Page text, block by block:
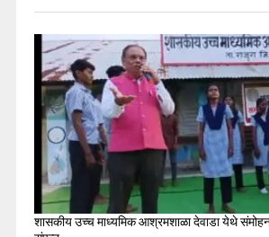
शासकीय उच्च माध्यमिक आश्रमशाळा देवाडा येथे